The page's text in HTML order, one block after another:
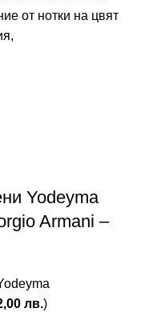
от нотки на цвят
Yodeyma
Armani –
лв.)